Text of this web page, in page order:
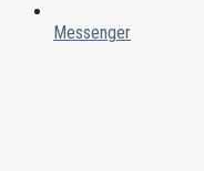
Messenger